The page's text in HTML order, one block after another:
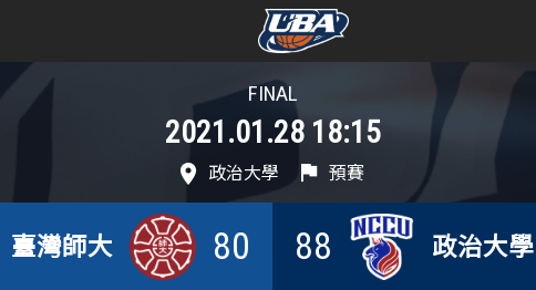
FINAL
2021.01.28 18:15
政治大學 預賽
臺灣師大 80 政治大學
88